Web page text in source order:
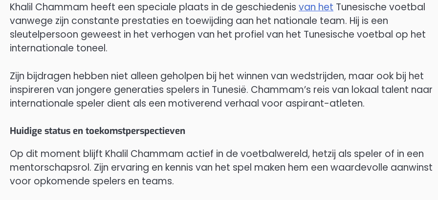
Khalil Chammam heeft een speciale plaats in de geschiedenis van het Tunesische voetbal
vanwege zijn constante prestaties en toewijding aan het nationale team. Hij is een
sleutelpersoon geweest in het verhogen van het profiel van het Tunesische voetbal op het
internationale toneel.
Zijn bijdragen hebben niet alleen geholpen bij het winnen van wedstrijden, maar ook bij het
inspireren van jongere generaties spelers in Tunesië. Chammam’s reis van lokaal talent naar
internationale speler dient als een motiverend verhaal voor aspirant-atleten.
Huidige status en toekomstperspectieven
Op dit moment blijft Khalil Chammam actief in de voetbalwereld, hetzij als speler of in een
mentorschapsrol. Zijn ervaring en kennis van het spel maken hem een waardevolle aanwinst
voor opkomende spelers en teams.